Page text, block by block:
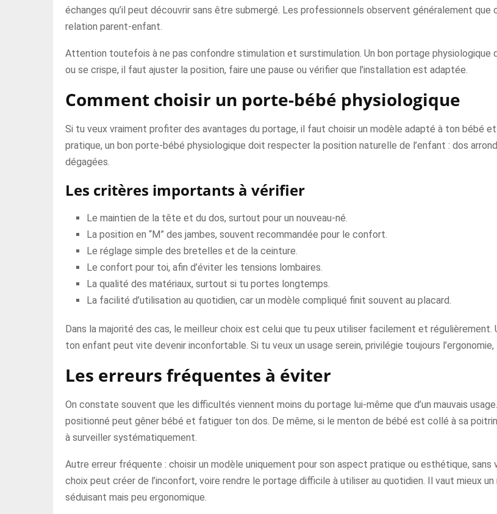
échanges qu’il peut découvrir sans être submergé. Les professionnels observent généralement
relation parent-enfant.
Attention toutefois à ne pas confondre stimulation et surstimulation. Un bon portage physiologique
ou se crispe, il faut ajuster la position, faire une pause ou vérifier que l’installation est adaptée.
Comment choisir un porte-bébé physiologique
Si tu veux vraiment profiter des avantages du portage, il faut choisir un modèle adapté à ton bébé
pratique, un bon porte-bébé physiologique doit respecter la position naturelle de l’enfant : dos
dégagées.
Les critères importants à vérifier
Le maintien de la tête et du dos, surtout pour un nouveau-né.
La position en “M” des jambes, souvent recommandée pour le confort.
Le réglage simple des bretelles et de la ceinture.
Le confort pour toi, afin d’éviter les tensions lombaires.
La qualité des matériaux, surtout si tu portes longtemps.
La facilité d’utilisation au quotidien, car un modèle compliqué finit souvent au placard.
Dans la majorité des cas, le meilleur choix est celui que tu peux utiliser facilement et régulièrement.
ton enfant peut vite devenir inconfortable. Si tu veux un usage serein, privilégie toujours
Les erreurs fréquentes à éviter
On constate souvent que les difficultés viennent moins du portage lui-même que d’un mauvais
positionné peut gêner bébé et fatiguer ton dos. De même, si le menton de bébé est collé à sa
à surveiller systématiquement.
Autre erreur fréquente : choisir un modèle uniquement pour son aspect pratique ou esthétique, sans
choix peut créer de l’inconfort, voire rendre le portage difficile à utiliser au quotidien. Il vaut mieux
séduisant mais peu ergonomique.